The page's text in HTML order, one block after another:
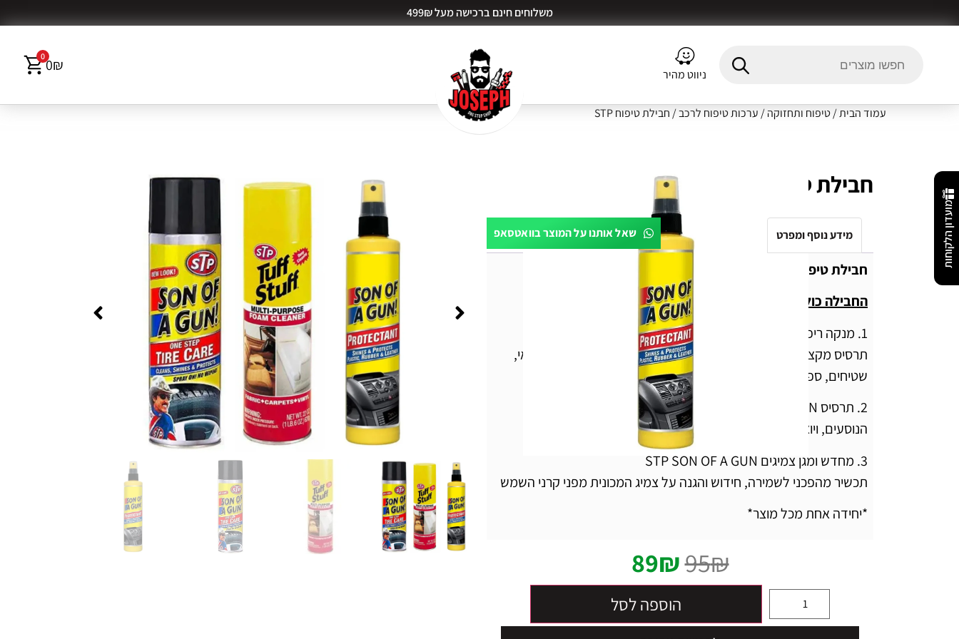
משלוחים חינם ברכישה מעל 499₪
ניווט מהיר
00₪
מועדון הלקוחות
עמוד הבית/טיפוח ותחזוקה/ ערכות טיפוח לרכב/ חבילת טיפוח STP
חבילת טיפוח STP
שאל אותנו על המוצר בוואטסאפ מידע נוסף ומפרט Fitment Details חוות דעת (0)
חבילת טיפוח משולשת מבית STP
החבילה כוללת :
1. מנקה ריפוד STP TUFF STAFF
תרסיס מקציף המיועד לניקוי כל דבר הניתן לשטיפה, כגון: ריפוד, סקאי,
שטיחים, ספות וכו'
2. תרסיס SON OF A GUN של STP מעניק מראה חדש ומבריק לתא
הנוסעים, ויוצר שכבת הגנה דקה ובלתי נראית מפני שריטות עדינות
3. מחדש ומגן צמיגים STP SON OF A GUN
תכשיר מהפכני לשמירה, חידוש והגנה על צמיג המכונית מפני קרני השמש
*יחידה אחת מכל מוצר*
95₪
89₪
הוספה לסל